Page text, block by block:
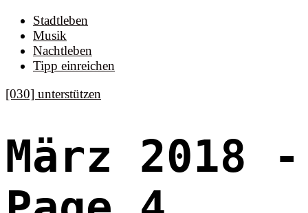
Stadtleben
Musik
Nachtleben
Tipp einreichen
[030] unterstützen
März 2018 -